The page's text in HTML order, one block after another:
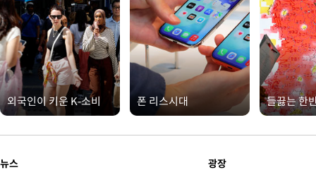
외국인이 키운 K-소비 폰 리스시대 들끓는 한
뉴스 광장